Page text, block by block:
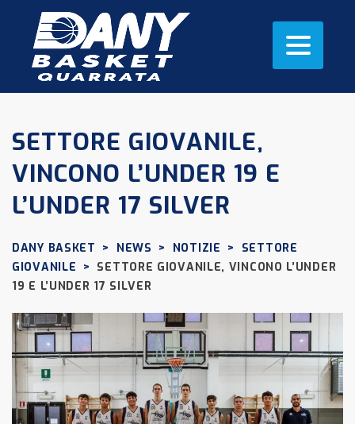
SETTORE GIOVANILE,
VINCONO L’UNDER 19 E
L’UNDER 17 SILVER
DANY BASKET > NEWS > NOTIZIE >
SETTORE
GIOVANILE > SETTORE GIOVANILE, VINCONO L’UNDER
19 E L’UNDER 17 SILVER